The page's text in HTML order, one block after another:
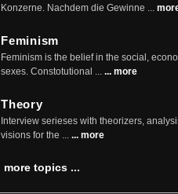
Konzerne. Nachdem die Gewinne ...
Feminism
Feminism is the belief in the social,
sexes. Constotutional ... ... more
Theory
Interview serieses with theorizers,
visions for the ... ... more
more topics ...